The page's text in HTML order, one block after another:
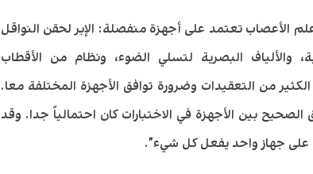
الأعصاب تعتمد على أجهزة منفصلة: الإبر لحقن النواقل
والألياف البصرية لتسلي الضوء، ونظام من الأقطاب
من التعقيدات وضرورة توافق الأجهزة المختلفة معا.
الصحيح بين الأجهزة في الاختبارات كان احتمالياً جدا. وقد
جهاز واحد يفعل كل شيء”.